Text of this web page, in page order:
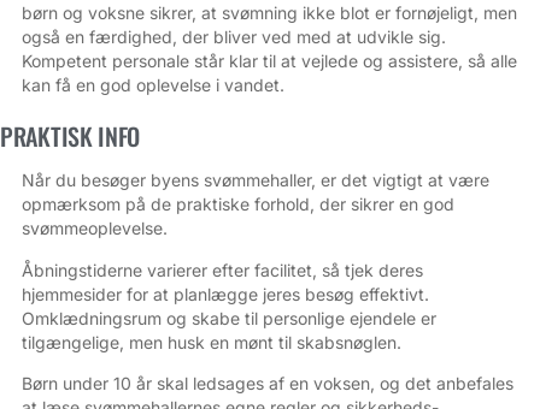
børn og voksne sikrer, at svømning ikke blot er fornøjeligt, men
også en færdighed, der bliver ved med at udvikle sig.
Kompetent personale står klar til at vejlede og assistere, så alle
kan få en god oplevelse i vandet.
PRAKTISK INFO
Når du besøger byens svømmehaller, er det vigtigt at være
opmærksom på de praktiske forhold, der sikrer en god
svømme­oplevelse.
Åbningstiderne varierer efter facilitet, så tjek deres
hjemmesider for at planlægge jeres besøg effektivt.
Omklædningsrum og skabe til personlige ejendele er
tilgængelige, men husk en mønt til skabsnøglen.
Børn under 10 år skal ledsages af en voksen, og det anbefales